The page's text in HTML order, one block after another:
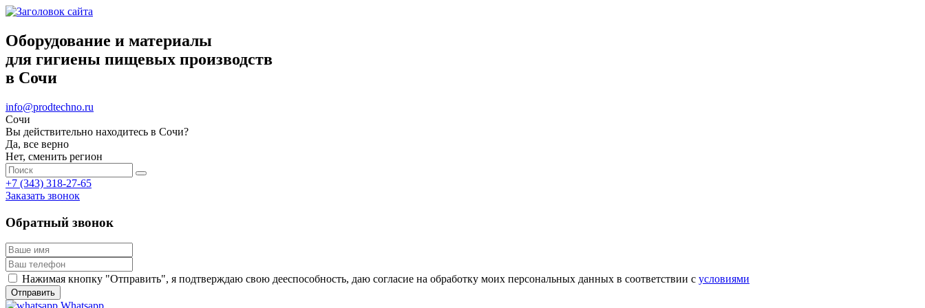
Оборудование и материалы
для гигиены пищевых производств
в Сочи
info@prodtechno.ru
Сочи
Вы действительно находитесь в Сочи?
Да, все верно
Нет, сменить регион
+7 (343) 318-27-65
Заказать звонок
Обратный звонок
Нажимая кнопку "Отправить", я подтверждаю свою дееспособность, даю согласие на обработку моих персональных данных в соответствии с условиями